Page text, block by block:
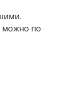
можно по